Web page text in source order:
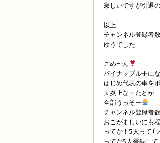
寂しいですが引退
以上
チャンネル登録者
ゆうでした
ごめ〜ん
パイナップル王に
はじめ代表の車を
大炎上なったとか
全部うっそー
チャンネル登録者
おこがましいにも
ってか！5人って(
ってか5人登録し